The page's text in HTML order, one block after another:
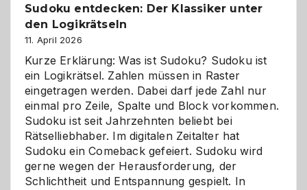
Sudoku entdecken: Der Klassiker unter
den Logikrätseln
11. April 2026
Kurze Erklärung: Was ist Sudoku? Sudoku ist
ein Logikrätsel. Zahlen müssen in Raster
eingetragen werden. Dabei darf jede Zahl nur
einmal pro Zeile, Spalte und Block vorkommen.
Sudoku ist seit Jahrzehnten beliebt bei
Rätselliebhaber. Im digitalen Zeitalter hat
Sudoku ein Comeback gefeiert. Sudoku wird
gerne wegen der Herausforderung, der
Schlichtheit und Entspannung gespielt. In